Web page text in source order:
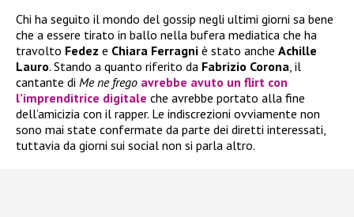
Chi ha seguito il mondo del gossip negli ultimi giorni sa bene
che a essere tirato in ballo nella bufera mediatica che ha
travolto Fedez e Chiara Ferragni è stato anche Achille
Lauro. Stando a quanto riferito da Fabrizio Corona, il
cantante di Me ne frego avrebbe avuto un flirt con
l’imprenditrice digitale che avrebbe portato alla fine
dell’amicizia con il rapper. Le indiscrezioni ovviamente non
sono mai state confermate da parte dei diretti interessati,
tuttavia da giorni sui social non si parla altro.